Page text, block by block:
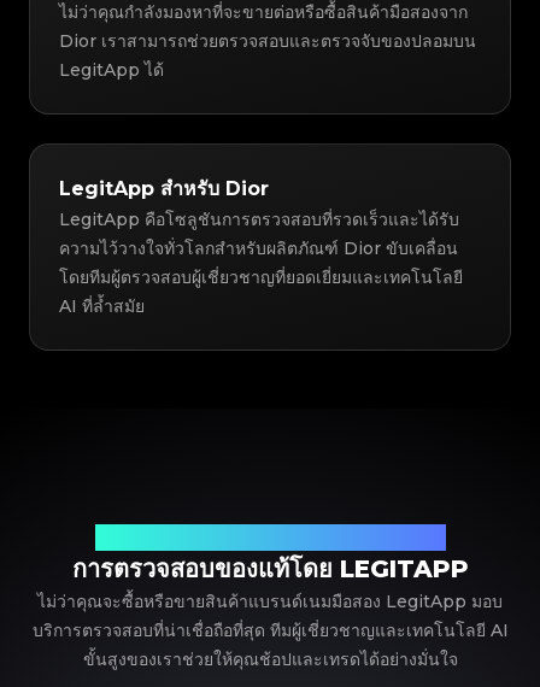
ไม่ว่าคุณกำลังมองหาที่จะขายต่อหรือซื้อสินค้ามือสองจาก
Dior เราสามารถช่วยตรวจสอบและตรวจจับของปลอมบน
LegitApp ได้
LegitApp สำหรับ Dior
LegitApp คือโซลูชันการตรวจสอบที่รวดเร็วและได้รับ
ความไว้วางใจทั่วโลกสำหรับผลิตภัณฑ์ Dior ขับเคลื่อน
โดยทีมผู้ตรวจสอบผู้เชี่ยวชาญที่ยอดเยี่ยมและเทคโนโลยี
AI ที่ล้ำสมัย
การตรวจสอบของแท้โดย LEGITAPP
ไม่ว่าคุณจะซื้อหรือขายสินค้าแบรนด์เนมมือสอง LegitApp มอบ
บริการตรวจสอบที่น่าเชื่อถือที่สุด ทีมผู้เชี่ยวชาญและเทคโนโลยี AI
ขั้นสูงของเราช่วยให้คุณช้อปและเทรดได้อย่างมั่นใจ